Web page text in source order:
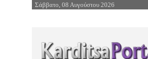
Επιστροφή στην Πλοήγηση
Σάββατο, 08 Αυγούστου 2026